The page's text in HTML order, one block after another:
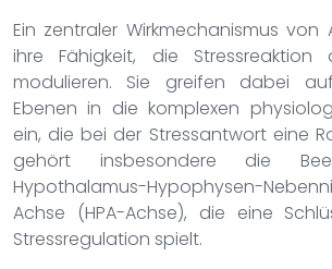
Ein zentraler Wirkmechanismus
ihre Fähigkeit, die Stressreaktion
modulieren. Sie greifen dabei
Ebenen in die komplexen
ein, die bei der Stressantwort eine
gehört insbesondere die
Hypothalamus-Hypophysen-
Achse (HPA-Achse), die eine
Stressregulation spielt.